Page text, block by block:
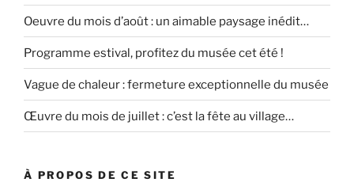
Oeuvre du mois d’août : un aimable paysage inédit…
Programme estival, profitez du musée cet été !
Vague de chaleur : fermeture exceptionnelle du musée
Œuvre du mois de juillet : c’est la fête au village…
À PROPOS DE CE SITE